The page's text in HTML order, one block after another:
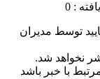
: 0
توسط مدیران
نخواهد شد.
با خبر باشد